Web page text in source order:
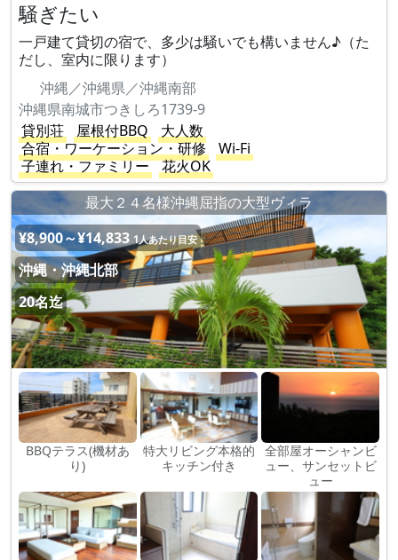
騒ぎたい
一戸建て貸切の宿で、多少は騒いでも構いません♪（た
だし、室内に限ります）
沖縄／沖縄県／沖縄南部
沖縄県南城市つきしろ1739-9
貸別荘
屋根付BBQ
大人数
合宿・ワーケーション・研修
Wi-Fi
子連れ・ファミリー
花火OK
最大２４名様沖縄屈指の大型ヴィラ
¥8,900～¥14,833 1人あたり目安
沖縄・沖縄北部
20名迄
BBQテラス(機材あ
り)
特大リビング本格的
キッチン付き
全部屋オーシャンビ
ュー、サンセットビ
ュー